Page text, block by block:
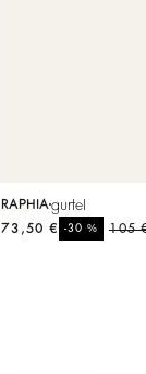
RAPHIA gurtel
105
-30 %
73,50 €